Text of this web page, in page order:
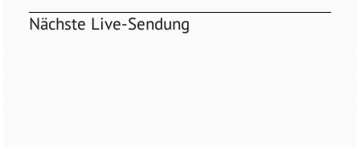
Nächste Live-Sendung